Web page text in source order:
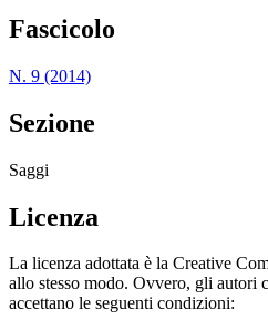
Fascicolo
N. 9 (2014)
Sezione
Saggi
Licenza
La licenza adottata è la Creative
allo stesso modo. Ovvero, gli autori
accettano le seguenti condizioni: